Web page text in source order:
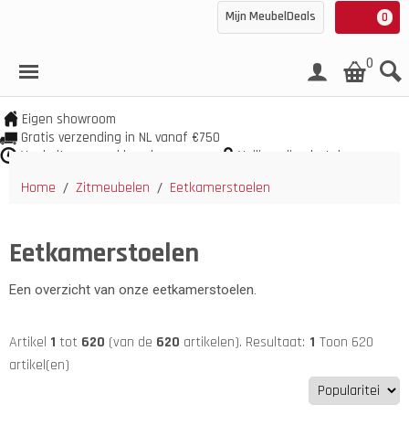
0
Mijn MeubelDeals
0
Eigen showroom
Gratis verzending in NL vanaf €750
Veel uit voorraad leverbaar
Veilig online betalen
Home / Zitmeubelen / Eetkamerstoelen
Eetkamerstoelen
Een overzicht van onze eetkamerstoelen.
Artikel 1 tot 620 (van de 620 artikelen). Resultaat: 1 Toon 620
artikel(en)